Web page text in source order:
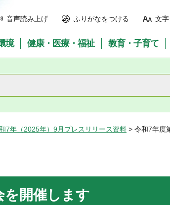
音声読み上げ ふりがなをつける 文
境 健康・医療・福祉 教育・子育て
7年（2025年）9月プレスリリース資料 > 令和7年度
を開催します